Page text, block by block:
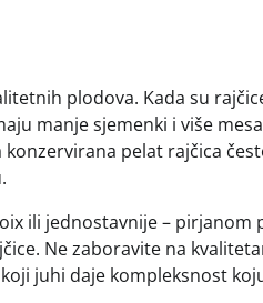
plodova. Kada su
manje sjemenki i više
pelat rajčica
ili jednostavnije – pirjanom
Ne zaboravite na
juhi daje kompleksnost